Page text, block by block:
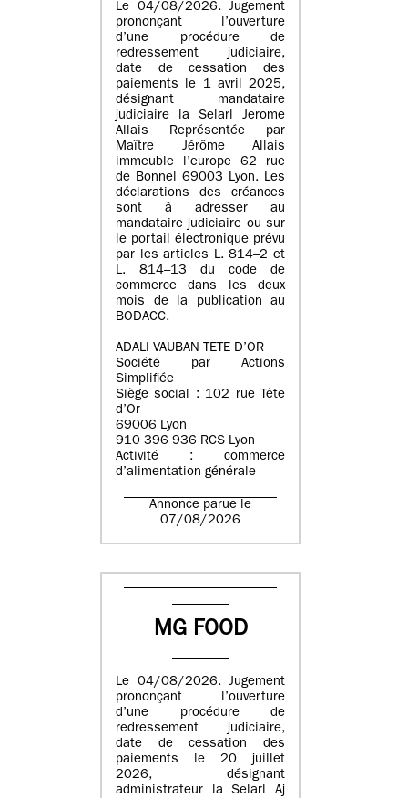
Le 04/08/2026. Jugement
prononçant l’ouverture
d’une procédure de
redressement judiciaire,
date de cessation des
paiements le 1 avril 2025,
désignant mandataire
judiciaire la Selarl Jerome
Allais Représentée par
Maître Jérôme Allais
immeuble l’europe 62 rue
de Bonnel 69003 Lyon. Les
déclarations des créances
sont à adresser au
mandataire judiciaire ou sur
le portail électronique prévu
par les articles L. 814–2 et
L. 814–13 du code de
commerce dans les deux
mois de la publication au
BODACC.
ADALI VAUBAN TETE D’OR
Société par Actions
Simplifiée
Siège social : 102 rue Tête
d’Or
69006 Lyon
910 396 936 RCS Lyon
Activité : commerce
d’alimentation générale
Annonce parue le
07/08/2026
MG FOOD
Le 04/08/2026. Jugement
prononçant l’ouverture
d’une procédure de
redressement judiciaire,
date de cessation des
paiements le 20 juillet
2026, désignant
administrateur la Selarl Aj